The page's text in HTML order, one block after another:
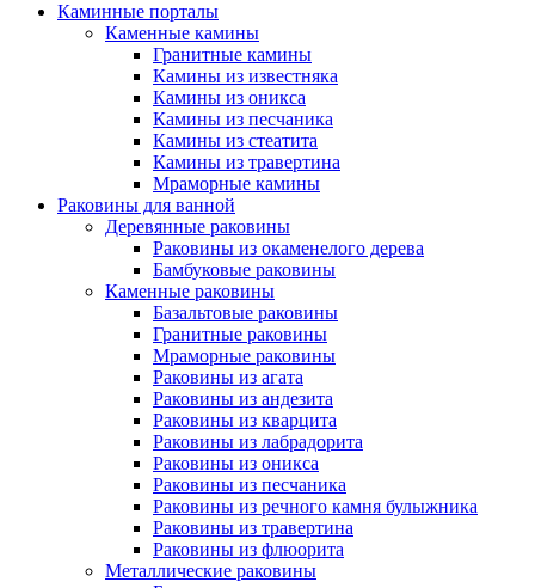
Каминные порталы
Каменные камины
Гранитные камины
Камины из известняка
Камины из оникса
Камины из песчаника
Камины из стеатита
Камины из травертина
Мраморные камины
Раковины для ванной
Деревянные раковины
Раковины из окаменелого дерева
Бамбуковые раковины
Каменные раковины
Базальтовые раковины
Гранитные раковины
Мраморные раковины
Раковины из агата
Раковины из андезита
Раковины из кварцита
Раковины из лабрадорита
Раковины из оникса
Раковины из песчаника
Раковины из речного камня булыжника
Раковины из травертина
Раковины из флюорита
Металлические раковины